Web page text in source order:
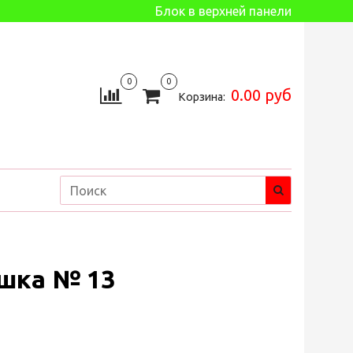
Блок в верхней панели
0 0
Корзина: 0.00 руб
№ 13